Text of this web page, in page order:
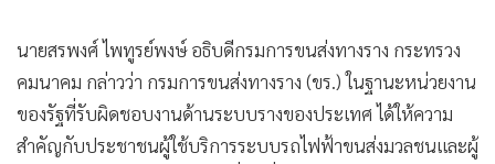
• Motoring
• เกม
• วิทยาศาสตร์
• SMEs
นายสรพงศ์ ไพทูรย์พงษ์ อธิบดีกรมการขนส่งทางราง กระทรวง
คมนาคม กล่าวว่า กรมการขนส่งทางราง (ขร.) ในฐานะหน่วยงาน
ของรัฐที่รับผิดชอบงานด้านระบบรางของประเทศ ได้ให้ความ
สำคัญกับประชาชนผู้ใช้บริการระบบรถไฟฟ้าขนส่งมวลชนและผู้